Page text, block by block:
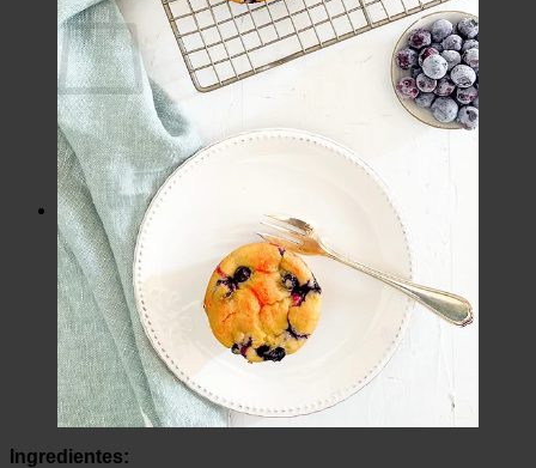
No hay productos en el carrito.
Volver a la tienda
Ingredientes: